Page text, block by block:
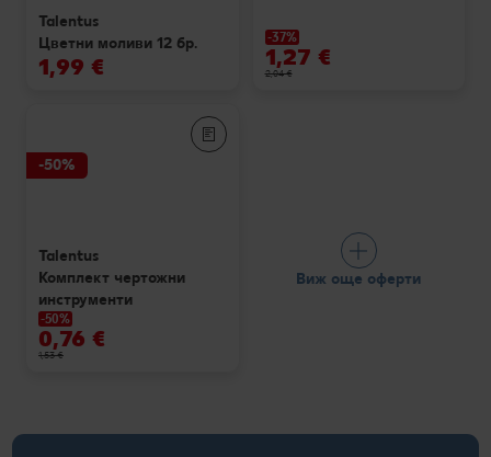
Talentus
Цветни моливи 12 бр.
1,99 €
-37%
1,27 €
2,04 €
-50%
Talentus
Комплект чертожни
инструменти
-50%
0,76 €
1,53 €
Виж още оферти